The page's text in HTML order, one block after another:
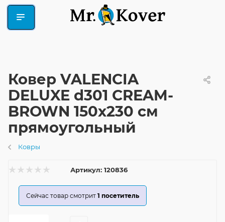
Ковер VALENCIA
DELUXE d301 CREAM-
BROWN 150x230 см
прямоугольный
Ковры
Артикул: 120836
Сейчас товар смотрит 1 посетитель